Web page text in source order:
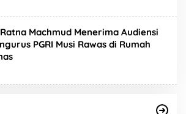
Machmud Menerima Audiensi
PGRI Musi Rawas di Rumah